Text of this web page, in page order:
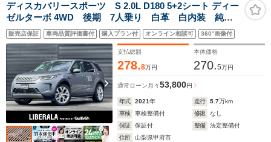
ディスカバリースポーツ S 2.0L D180 5+2シート ディー
ゼルターボ 4WD 後期 7人乗り 白革 白内装 純正
メモリナビ フルセグ 全周囲カメラ AppleCarPlay
ACC LKA BSA パワーシート シートヒーター ス
テアリングヒーター パワーバックドア LED オート
ハイビーム ETC
販売店保証 車両品質評価書付 購入プラン付 オンライン相談可 360°画像付
支払総額
278.8万円
本体価格
270.5万円
通常ローン 月々53,800円
年式 2021年 走行 5.7万km
車検
車検整備付 修復
なし
保証
保証付 整備
法定整備付
住所
山梨県甲府市